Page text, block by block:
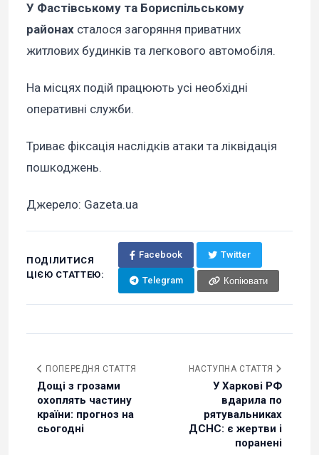
У Фастівському та Бориспільському
районах сталося загоряння приватних
житлових будинків та легкового автомобіля.
На місцях подій працюють усі необхідні
оперативні служби.
Триває фіксація наслідків атаки та ліквідація
пошкоджень.
Джерело: Gazeta.ua
ПОДІЛИТИСЯ
ЦІЄЮ СТАТТЕЮ:
Facebook Twitter
Telegram Копіювати
ПОПЕРЕДНЯ СТАТТЯ
Дощі з грозами
охоплять частину
країни: прогноз на
сьогодні
НАСТУПНА СТАТТЯ
У Харкові РФ
вдарила по
рятувальниках
ДСНС: є жертви і
поранені